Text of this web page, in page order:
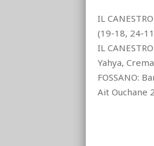
IL
(19-18, 24-
IL
Yahya,
FOSSANO:
Ait Ouchane